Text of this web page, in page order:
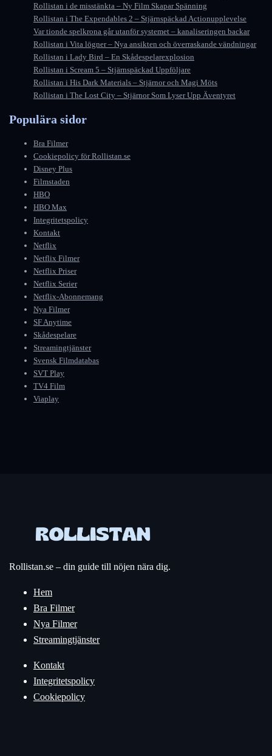
Rollistan i de misstänkta – Ny Film Skapar Spänning
Rollistan i The Expendables 2 – Stjärnspäckad Actionupplevelse
Var tionde spelkrona går utanför systemet – kanaliseringen backar
Rollistan i Vita lögner – Nya ansikten och överraskande vändningar
Rollistan i Lady Bird – En Skådespelarexplosion
Rollistan i Scream 5 – Stjärnspäckad Uppföljare
Rollistan i His Dark Materials – Stjärnor och Magi Möts
Rollistan i The Lost City – Stjärnor Som Lyser Upp Äventyret
Populära sidor
Bra Filmer
Cookiepolicy för Rollistan.se
Disney Plus
Filmstaden
HBO
HBO Max
Integritetspolicy
Kontakt
Netflix
Netflix Filmer
Netflix Priser
Netflix Serier
Netflix-Abonnemang
Nya Filmer
SF Anytime
Skådespelare
Streamingtjänster
Svensk Filmdatabas
SVT Play
TV4 Film
Viaplay
Rollistan.se – din guide till nöjen nära dig.
Hem
Bra Filmer
Nya Filmer
Streamingtjänster
Kontakt
Integritetspolicy
Cookiepolicy